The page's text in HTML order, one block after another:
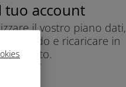
tuo account
il vostro piano dati,
saldo e ricaricare in
Godere!